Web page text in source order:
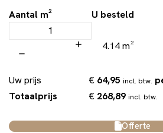
Aantal m² U besteld
4.14 m²
Uw prijs € 64,95 incl. btw.
Totaalprijs
€ 268,89 incl. btw.
Offerte